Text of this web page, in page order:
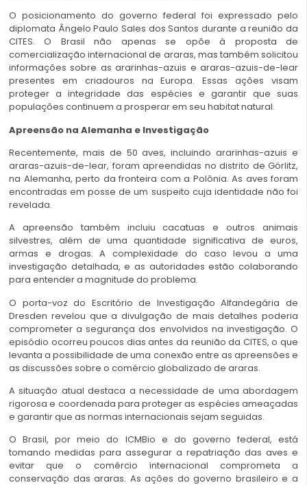
O posicionamento do governo federal foi expressado pelo
diplomata Ângelo Paulo Sales dos Santos durante a reunião da
CITES. O Brasil não apenas se opõe à proposta de
comercialização internacional de araras, mas também solicitou
informações sobre as ararinhas-azuis e araras-azuis-de-lear
presentes em criadouros na Europa. Essas ações visam
proteger a integridade das espécies e garantir que suas
populações continuem a prosperar em seu habitat natural.
Apreensão na Alemanha e Investigação
Recentemente, mais de 50 aves, incluindo ararinhas-azuis e
araras-azuis-de-lear, foram apreendidas no distrito de Görlitz,
na Alemanha, perto da fronteira com a Polônia. As aves foram
encontradas em posse de um suspeito cuja identidade não foi
revelada.
A apreensão também incluiu cacatuas e outros animais
silvestres, além de uma quantidade significativa de euros,
armas e drogas. A complexidade do caso levou a uma
investigação detalhada, e as autoridades estão colaborando
para entender a magnitude do problema.
O porta-voz do Escritório de Investigação Alfandegária de
Dresden revelou que a divulgação de mais detalhes poderia
comprometer a segurança dos envolvidos na investigação. O
episódio ocorreu poucos dias antes da reunião da CITES, o que
levanta a possibilidade de uma conexão entre as apreensões e
as discussões sobre o comércio globalizado de araras.
A situação atual destaca a necessidade de uma abordagem
rigorosa e coordenada para proteger as espécies ameaçadas
e garantir que as normas internacionais sejam seguidas.
O Brasil, por meio do ICMBio e do governo federal, está
tomando medidas para assegurar a repatriação das aves e
evitar que o comércio internacional comprometa a
conservação das araras. As ações do governo brasileiro e a